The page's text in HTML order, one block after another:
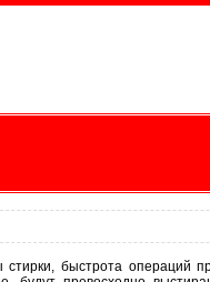
быстрота операций